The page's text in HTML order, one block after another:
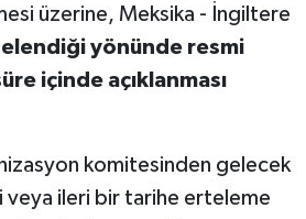
üzerine, Meksika - İngiltere
yönünde resmi
içinde açıklanması
komitesinden gelecek
veya ileri bir tarihe erteleme